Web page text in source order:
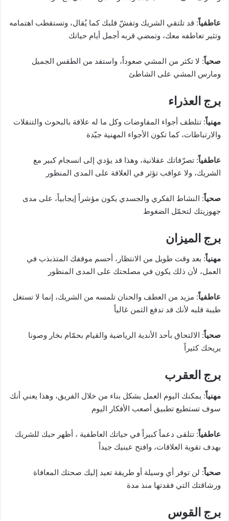
عاطفياً: قد تلتقي الشريك وتفشّ قلبك كما يُقال، وتستقطب اهتمامه
وتثير تعاطفه معك، وتمضي قربه أجمل أيام حياتك
صحياً: لا تكثر من المشي صعوداً، واستفد من الطقس الجميل
ومارس المشي على الشاطئ
برج العذراء
مهنياً: تتلطف أجواء المفاوضات وكل ما له علاقة بالبحوث والتنقلات
والارتباطات، كما تكون الأجواء المهنية جيّدة
عاطفياً: تصرّفاتك عقلانية، وهذا قد يؤدي إلى انسجام كبير مع
الشريك، ولا عواقب تؤثر في العلاقة على المدى المنظور
صحياً: النشاط الفكري والجسدي يكون مؤشراً إيجابياً، على مدى
جهوزيتك لتحمّل الضغوط
برج الميزان
مهنياً: بعد وقت طويل من الانتظار، أحسم موقفك المتذبذب في
العمل، لأن ذلك يكون في مصلحتك على المدى المنظور
عاطفياً: مزيد من العطف والحنان تلمسه من الشريك، إنما لا تستغل
طيبة قلبه لأنك قد تدفع الثمن غالياً
صحياً: الالتحاق بأحد الأندية الرياضية والقيام بحمّام بخار وصونا
يريحك كثيراً
برج العقرب
مهنياً: يمكنك اليوم العمل بشكل بناء من خلال الفريق، وهذا يعني أنك
سوف تستطيع تطبيق أصعب الأفكار اليوم
عاطفياً: تتلقى دعماً كبيراً في حياتك العاطفية ، أظهر حبك للشريك
بهدف تقوية العلاقات، وافتح عينيك جيداً
صحياً: لن توفر أي وسيلة أو طريقة تعيد إليك صحتك المعافاة
ورشاقتك التي فقدتها منذ مدة
برج القوس